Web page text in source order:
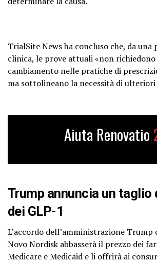
TrialSite News ha concluso che, da
clinica, le prove attuali «non
cambiamento nelle pratiche di
ma sottolineano la necessità di
Aiuta Renovatio
Trump annuncia un taglio
dei GLP-1
L’accordo dell’amministrazione Trump
Novo Nordisk abbasserà il prezzo dei
Medicare e Medicaid e li offrirà ai